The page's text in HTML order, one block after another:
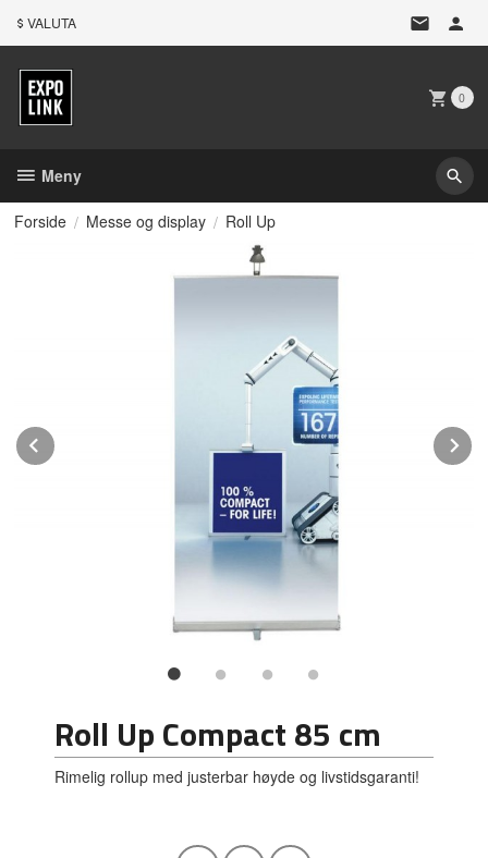
VALUTA
0
Meny
Forside Messe og display Roll Up
Prev
Roll Up Compact 85 cm
Rimelig rollup med justerbar høyde og livstidsgaranti!